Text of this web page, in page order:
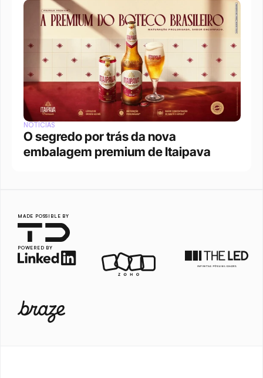
NOTÍCIAS
O segredo por trás da nova
embalagem premium de Itaipava
MADE POSSIBLE BY
POWERED BY